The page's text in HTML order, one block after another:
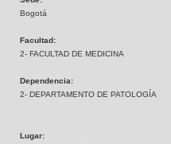
Bogotá
Facultad:
2- FACULTAD DE MEDICINA
Dependencia:
2- DEPARTAMENTO DE PATOLOGÍA
Lugar: